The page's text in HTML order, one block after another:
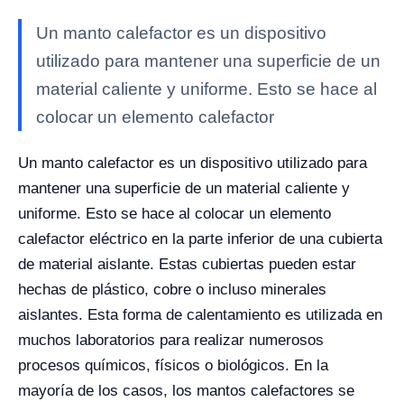
Un manto calefactor es un dispositivo
utilizado para mantener una superficie de un
material caliente y uniforme. Esto se hace al
colocar un elemento calefactor
Un manto calefactor es un dispositivo utilizado para
mantener una superficie de un material caliente y
uniforme. Esto se hace al colocar un elemento
calefactor eléctrico en la parte inferior de una cubierta
de material aislante. Estas cubiertas pueden estar
hechas de plástico, cobre o incluso minerales
aislantes. Esta forma de calentamiento es utilizada en
muchos laboratorios para realizar numerosos
procesos químicos, físicos o biológicos. En la
mayoría de los casos, los mantos calefactores se